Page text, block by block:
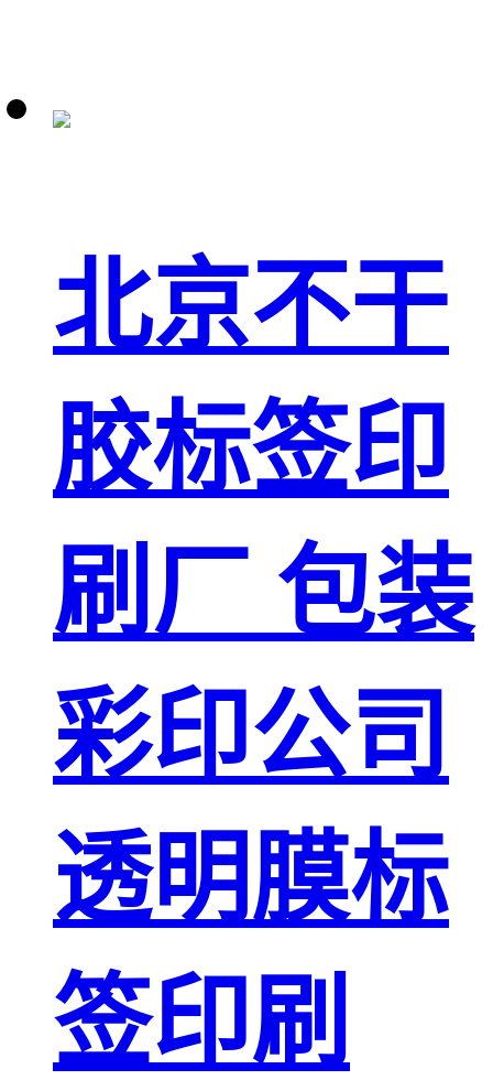
北京不干
胶标签印
刷厂 包装
彩印公司
透明膜标
签印刷